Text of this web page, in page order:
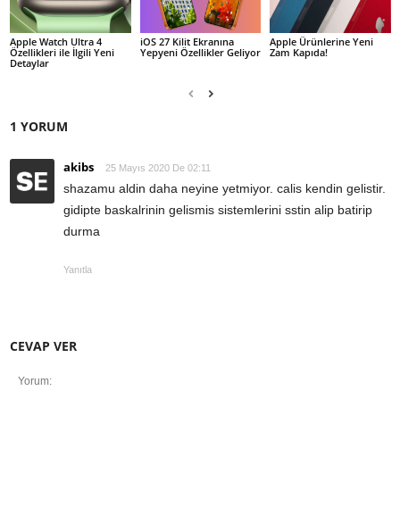
Apple Watch Ultra 4
Özellikleri ile İlgili Yeni
Detaylar
iOS 27 Kilit Ekranına
Yepyeni Özellikler Geliyor
Apple Ürünlerine Yeni
Zam Kapıda!
1 YORUM
akibs 25 Mayıs 2020 De 02:11
shazamu aldin daha neyine yetmiyor. calis kendin gelistir.
gidipte baskalrinin gelismis sistemlerini sstin alip batirip
durma
Yanıtla
CEVAP VER